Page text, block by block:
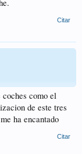
Citar
como el
de este tres
ha encantado
Citar